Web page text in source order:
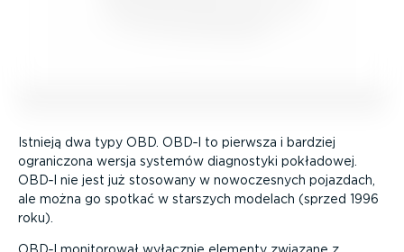
Istnieją dwa typy OBD. OBD‑I to pierwsza i bardziej
ograniczona wersja systemów diagnostyki pokładowej.
OBD‑I nie jest już stosowany w nowocze­snych pojazdach,
ale można go spotkać w starszych modelach (sprzed 1996
roku).